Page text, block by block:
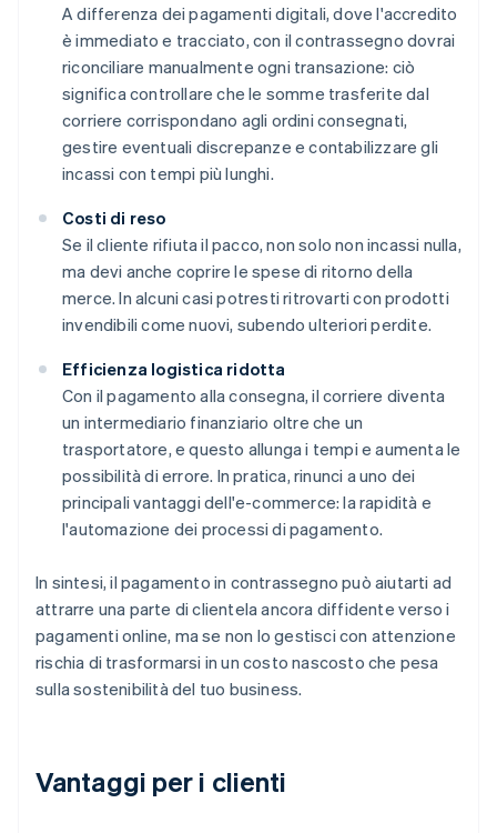
A differenza dei pagamenti digitali, dove l'accredito
è immediato e tracciato, con il contrassegno dovrai
riconciliare manualmente ogni transazione: ciò
significa controllare che le somme trasferite dal
corriere corrispondano agli ordini consegnati,
gestire eventuali discrepanze e contabilizzare gli
incassi con tempi più lunghi.
Costi di reso
Se il cliente rifiuta il pacco, non solo non incassi nulla,
ma devi anche coprire le spese di ritorno della
merce. In alcuni casi potresti ritrovarti con prodotti
invendibili come nuovi, subendo ulteriori perdite.
Efficienza logistica ridotta
Con il pagamento alla consegna, il corriere diventa
un intermediario finanziario oltre che un
trasportatore, e questo allunga i tempi e aumenta le
possibilità di errore. In pratica, rinunci a uno dei
principali vantaggi dell'e-commerce: la rapidità e
l'automazione dei processi di pagamento.
In sintesi, il pagamento in contrassegno può aiutarti ad
attrarre una parte di clientela ancora diffidente verso i
pagamenti online, ma se non lo gestisci con attenzione
rischia di trasformarsi in un costo nascosto che pesa
sulla sostenibilità del tuo business.
Vantaggi per i clienti